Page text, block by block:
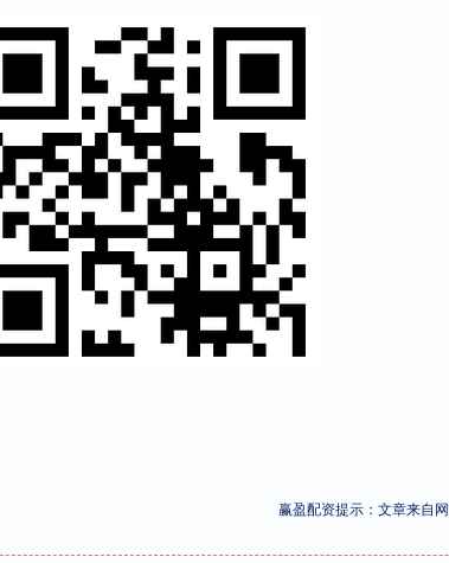
赢盈配资提示：文章来自